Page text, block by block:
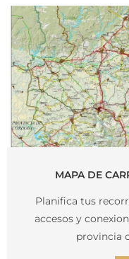
MAPA DE
Planifica tus
accesos y
provincia